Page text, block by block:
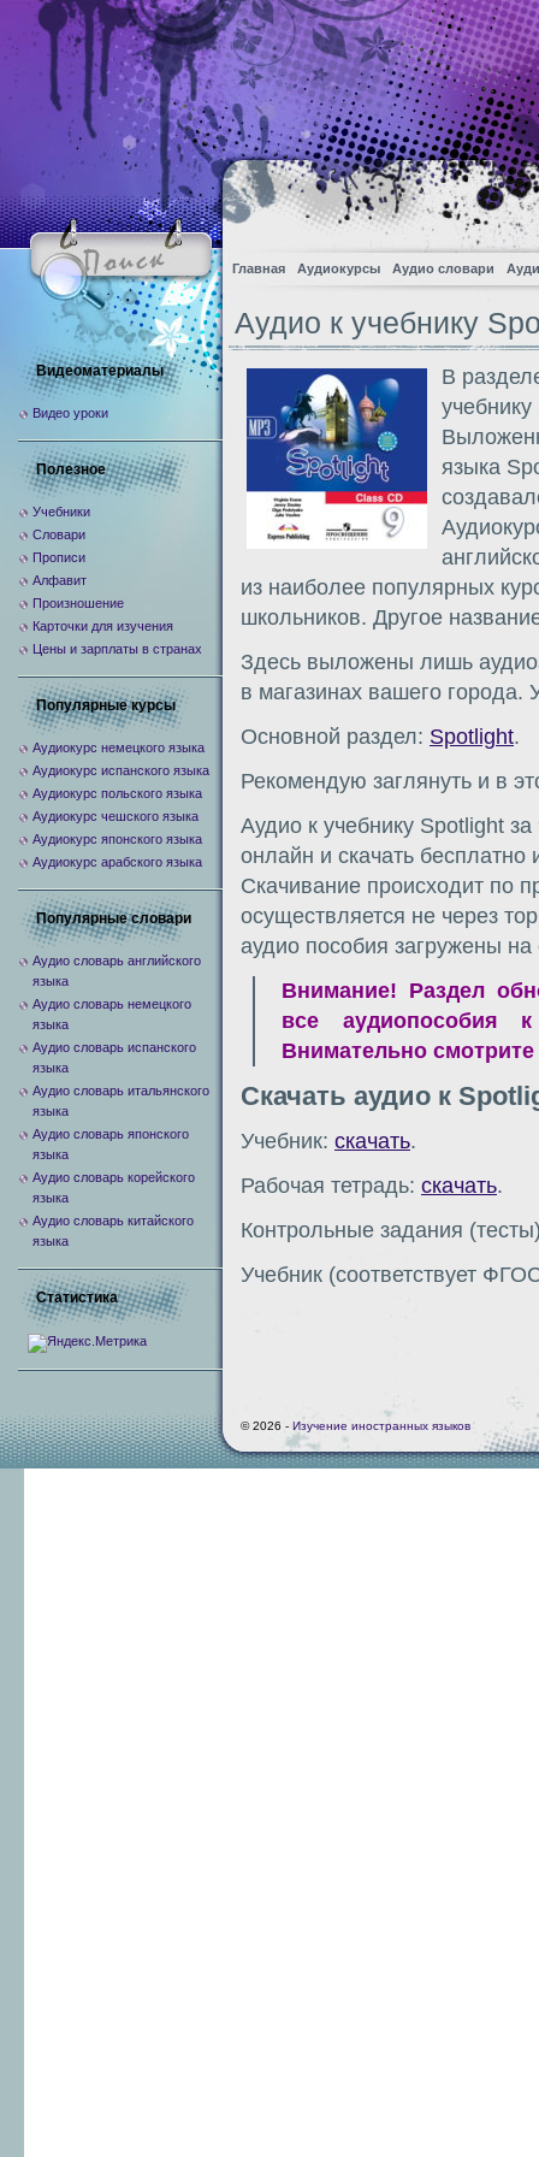
Главная Аудиокурсы Аудио словари
Аудио к учебнику
В
языка
из наиболее популярных
школьников. Другое
Здесь выложены лишь
в магазинах вашего города.
Основной раздел: Spotlight.
Рекомендую заглянуть и в
Аудио к учебнику Spotlight
онлайн и скачать
Скачивание происходит по
осуществляется не через
аудио пособия загружены
Внимание! Раздел
все аудиопособия
Внимательно
Скачать аудио к
Учебник: скачать.
Рабочая тетрадь: скачать.
Контрольные задания
Учебник (соответствует
Видеоматериалы
Видео уроки
Полезное
Учебники
Словари
Прописи
Алфавит
Произношение
Карточки для изучения
Цены и зарплаты в странах
Популярные курсы
Аудиокурс немецкого языка
Аудиокурс испанского языка
Аудиокурс польского языка
Аудиокурс чешского языка
Аудиокурс японского языка
Аудиокурс арабского языка
Популярные словари
Аудио словарь английского
языка
Аудио словарь немецкого
языка
Аудио словарь испанского
языка
Аудио словарь итальянского
языка
Аудио словарь японского
языка
Аудио словарь корейского
языка
Аудио словарь китайского
языка
Статистика
© 2026 - Изучение иностранных языков